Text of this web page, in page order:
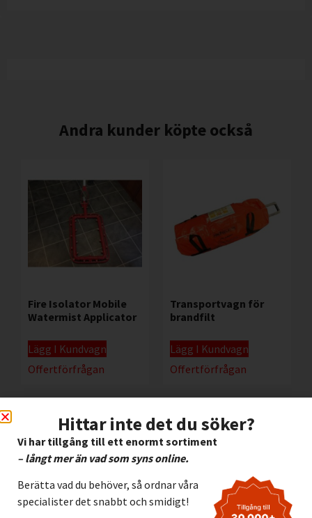
Andra kunder köpte också
Fire Isolator Mobile
Watermist Applicator
Lägg I Kundvagn
Offertförfrågan
Transportvagn för
brandfilt
Lägg I Kundvagn
Offertförfrågan
Hittar inte det du söker?
Vi har tillgång till ett enormt sortiment
– långt mer än vad som syns online.
Berätta vad du behöver, så ordnar våra
specialister det snabbt och smidigt!